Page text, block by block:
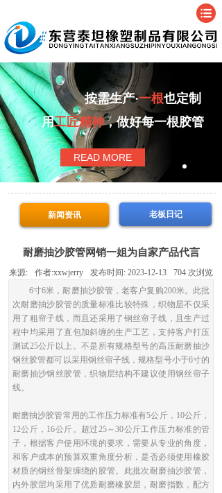
按需生产·一根也定制
用工匠精神，做好每一根胶管
READ MORE
老板日记
新闻资讯
耐磨抽沙胶管网销一姐为自家产品代言
来源: 作者:xxwjerry 发布时间: 2023-12-13 704 次浏览
6寸6米，耐磨抽沙胶管，老客户复购200米。此批
次耐磨抽沙胶管的质量标准比较特殊，织物层不仅采
用了粗帘子线，而且还采用了钢丝帘子线，且生产过
程中均采用了直包加斜缠的生产工艺，支持客户打压
测试25公斤以上。不是所有规格型号的高压耐磨抽沙
钢丝胶管都可以采用钢丝帘子线，规格型号小于6寸的
耐磨抽沙钢丝胶管，织物层结构不建议使用钢丝帘子
线。
耐磨抽沙胶管常用的工作压力标准有5公斤，10公斤，
12公斤，16公斤。超过25～30公斤工作压力标准的管
子，根据客户使用环境的要求，需要从专业的角度，
和客户成本的预算双重角度分析，是否必须使用橡胶
材质的钢丝骨架缠绕的胶管。此批次耐磨抽沙胶管，
内外胶层均采用了优质耐磨橡胶层，耐磨指数，配方